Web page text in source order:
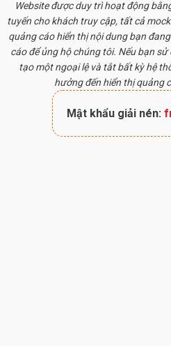
Website được duy trì hoạt động
tuyến cho khách truy cập, tất cả
quảng cáo hiển thị nội dung bạn
cáo để ủng hộ chúng tôi. Nếu bạn
tạo một ngoại lệ và tắt bất kỳ hệ
hưởng đến hiển thị quảng
Mật khẩu giải nén: